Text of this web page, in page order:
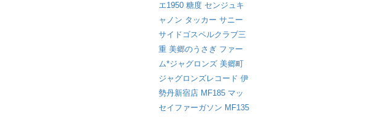
エ1950 糖度 センジュキ
ャノン タッカー サニー
サイドゴスペルクラブ三
重 美郷のうさぎ ファー
ム*ジャグロンズ 美郷町
ジャグロンズレコード 伊
勢丹新宿店 MF185 マッ
セイファーガソン MF135